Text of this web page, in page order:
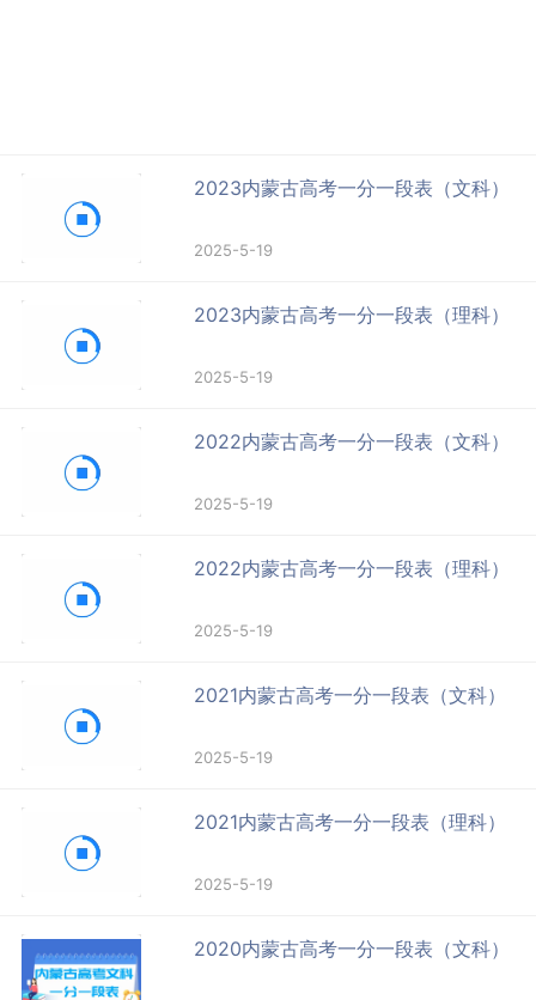
2023内蒙古高考一分一段表（文科）
2025-5-19
2023内蒙古高考一分一段表（理科）
2025-5-19
2022内蒙古高考一分一段表（文科）
2025-5-19
2022内蒙古高考一分一段表（理科）
2025-5-19
2021内蒙古高考一分一段表（文科）
2025-5-19
2021内蒙古高考一分一段表（理科）
2025-5-19
2020内蒙古高考一分一段表（文科）